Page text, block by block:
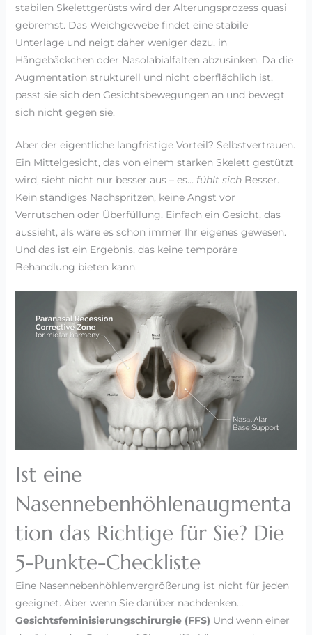
stabilen Skelettgerüsts wird der Alterungsprozess quasi
gebremst. Das Weichgewebe findet eine stabile
Unterlage und neigt daher weniger dazu, in
Hängebäckchen oder Nasolabialfalten abzusinken. Da die
Augmentation strukturell und nicht oberflächlich ist,
passt sie sich den Gesichtsbewegungen an und bewegt
sich nicht gegen sie.
Aber der eigentliche langfristige Vorteil? Selbstvertrauen.
Ein Mittelgesicht, das von einem starken Skelett gestützt
wird, sieht nicht nur besser aus – es… fühlt sichBesser.
Kein ständiges Nachspritzen, keine Angst vor
Verrutschen oder Überfüllung. Einfach ein Gesicht, das
aussieht, als wäre es schon immer Ihr eigenes gewesen.
Und das ist ein Ergebnis, das keine temporäre
Behandlung bieten kann.
Ist eine
Nasennebenhöhlenaugmenta
tion das Richtige für Sie? Die
5-Punkte-Checkliste
Eine Nasennebenhöhlenvergrößerung ist nicht für jeden
geeignet. Aber wenn Sie darüber nachdenken…
Gesichtsfeminisierungschirurgie (FFS) Und wenn einer